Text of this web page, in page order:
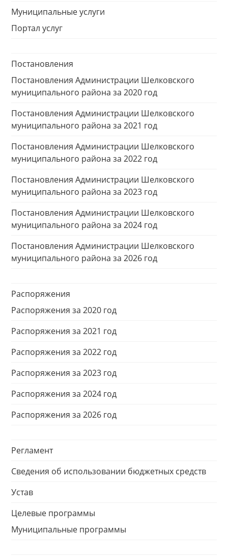
Муниципальные услуги
Портал услуг
Постановления
Постановления Администрации Шелковского
муниципального района за 2020 год
Постановления Администрации Шелковского
муниципального района за 2021 год
Постановления Администрации Шелковского
муниципального района за 2022 год
Постановления Администрации Шелковского
муниципального района за 2023 год
Постановления Администрации Шелковского
муниципального района за 2024 год
Постановления Администрации Шелковского
муниципального района за 2026 год
Распоряжения
Распоряжения за 2020 год
Распоряжения за 2021 год
Распоряжения за 2022 год
Распоряжения за 2023 год
Распоряжения за 2024 год
Распоряжения за 2026 год
Регламент
Сведения об использовании бюджетных средств
Устав
Целевые программы
Муниципальные программы